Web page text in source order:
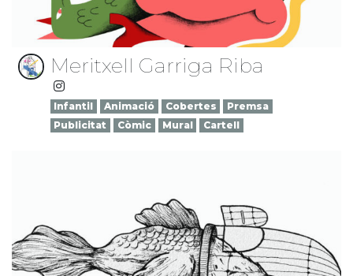
Meritxell Garriga Riba
Infantil Animació Cobertes
Premsa
Publicitat
Còmic Mural Cartell